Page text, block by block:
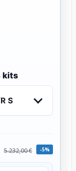
kits
S
5.232,00 € -5%